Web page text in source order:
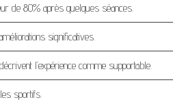
de 80% après quelques séances.
significatives.
l’expérience comme supportable.
sportifs.